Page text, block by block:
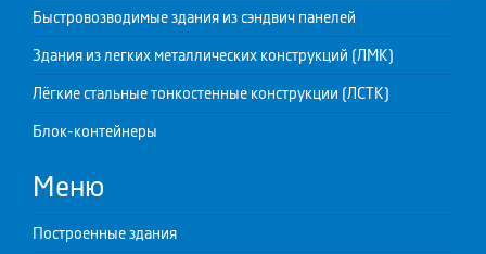
Быстровозводимые здания из сэндвич панелей
Здания из легких металлических конструкций (ЛМК)
Лёгкие стальные тонкостенные конструкции (ЛСТК)
Блок-контейнеры
Меню
Построенные здания